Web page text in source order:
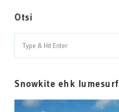
Otsi
Search
for:
Snowkite ehk lumesurf